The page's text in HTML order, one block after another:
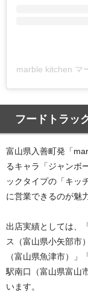
フードトラッ
富山県入善町発「
るキャラ「ジャンボ
ックタイプの「キッ
に営業できるのが魅
出店実績としては、
ス（富山県小矢部市
（富山県魚津市）」
駅南口（富山県富山
います。